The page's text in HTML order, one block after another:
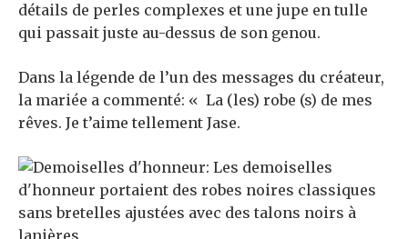
détails de perles complexes et une jupe en tulle
qui passait juste au-dessus de son genou.
Dans la légende de l’un des messages du créateur,
la mariée a commenté: « La (les) robe (s) de mes
rêves. Je t’aime tellement Jase.